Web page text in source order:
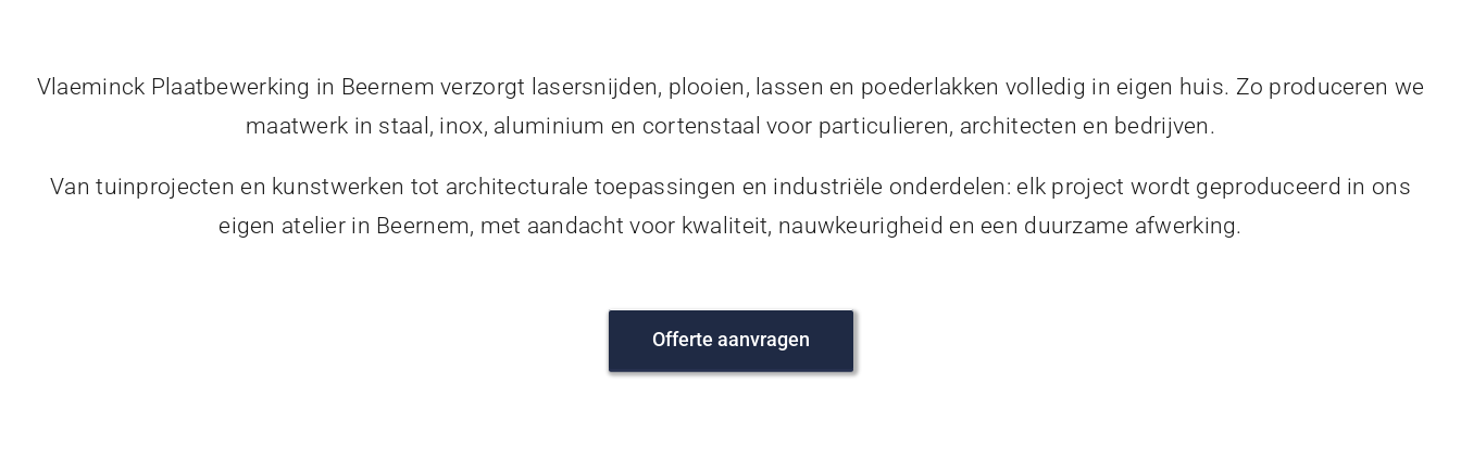
Vlaeminck Plaatbewerking in Beernem verzorgt lasersnijden, plooien, lassen en poederlakken volledig in eigen huis. Zo produceren we
maatwerk in staal, inox, aluminium en cortenstaal voor particulieren, architecten en bedrijven.
Van tuinprojecten en kunstwerken tot architecturale toepassingen en industriële onderdelen: elk project wordt geproduceerd in ons
eigen atelier in Beernem, met aandacht voor kwaliteit, nauwkeurigheid en een duurzame afwerking.
Offerte aanvragen